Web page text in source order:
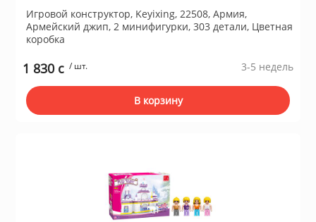
Игровой конструктор, Keyixing, 22508, Армия,
Армейский джип, 2 минифигурки, 303 детали, Цветная
коробка
1 830 c / шт. 3-5 недель
В корзину